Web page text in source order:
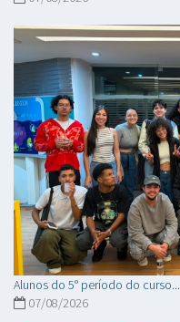
Alunos do 5° período do curso...
07/08/2026